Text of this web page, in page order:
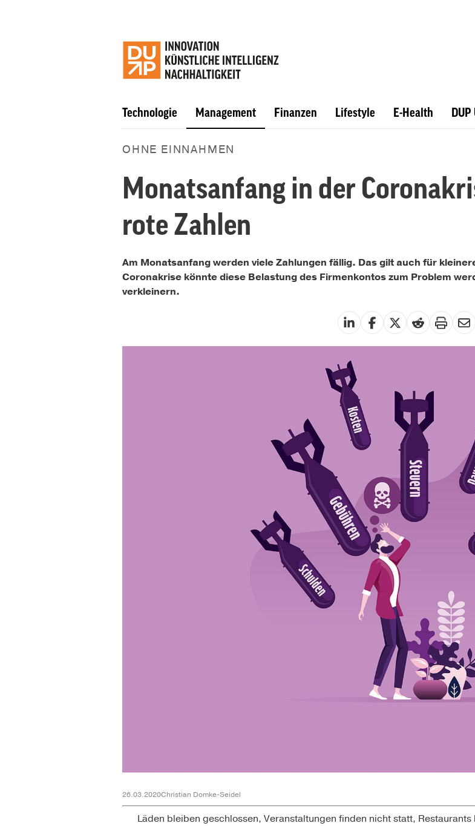
Technologie Management Finanzen Lifestyle E-Health
OHNE EINNAHMEN
Monatsanfang in der
rote Zahlen
Am Monatsanfang werden viele Zahlungen fällig. Das gilt auch für
Coronakrise könnte diese Belastung des Firmenkontos zum Problem
verkleinern.
26.03.2020Christian Domke-Seidel
Läden bleiben geschlossen, Veranstaltungen finden nicht statt,